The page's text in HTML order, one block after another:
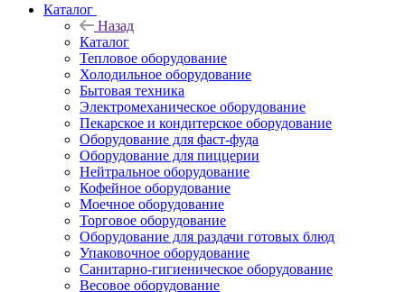
Каталог
Назад
Каталог
Тепловое оборудование
Холодильное оборудование
Бытовая техника
Электромеханическое оборудование
Пекарское и кондитерское оборудование
Оборудование для фаст-фуда
Оборудование для пиццерии
Нейтральное оборудование
Кофейное оборудование
Моечное оборудование
Торговое оборудование
Оборудование для раздачи готовых блюд
Упаковочное оборудование
Санитарно-гигиеническое оборудование
Весовое оборудование